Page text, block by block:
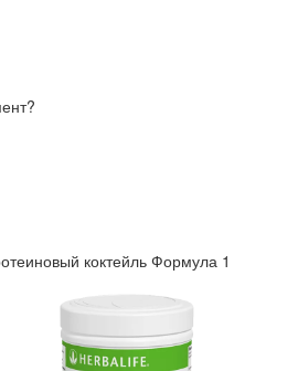
коктейль Формула 1